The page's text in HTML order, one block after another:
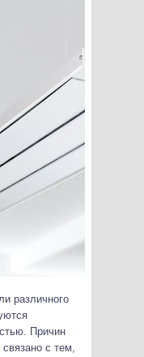
различного
Причин
с тем,